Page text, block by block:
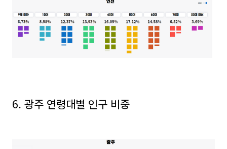
6. 광주 연령대별 인구 비중